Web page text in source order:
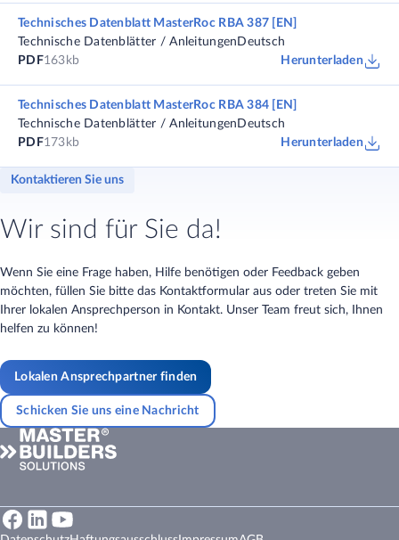
Technisches Datenblatt MasterRoc RBA 387 [EN]
Technische Datenblätter / Anleitungen Deutsch
PDF163kb Herunterladen
Technisches Datenblatt MasterRoc RBA 384 [EN]
Technische Datenblätter / Anleitungen Deutsch
PDF173kb Herunterladen
Kontaktieren Sie uns
Wir sind für Sie da!
Wenn Sie eine Frage haben, Hilfe benötigen oder Feedback geben
möchten, füllen Sie bitte das Kontaktformular aus oder treten Sie mit
Ihrer lokalen Ansprechperson in Kontakt. Unser Team freut sich, Ihnen
helfen zu können!
Lokalen Ansprechpartner finden
Schicken Sie uns eine Nachricht